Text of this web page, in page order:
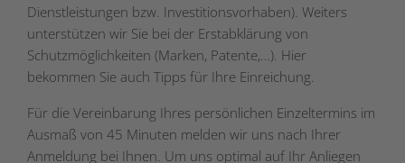
Dienstleistungen bzw. Investitionsvorhaben). Weiters
unterstützen wir Sie bei der Erstabklärung von
Schutzmöglichkeiten (Marken, Patente,…). Hier
bekommen Sie auch Tipps für Ihre Einreichung.
Für die Vereinbarung Ihres persönlichen Einzeltermins im
Ausmaß von 45 Minuten melden wir uns nach Ihrer
Anmeldung bei Ihnen. Um uns optimal auf Ihr Anliegen